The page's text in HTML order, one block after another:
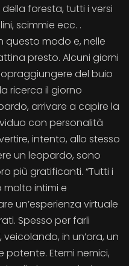
foresta, tutti i versi
scimmie ecc. .
questo modo e, nelle
presto. Alcuni giorni
del buio
ricerca il giorno
arrivare a capire la
con personalità
intento, allo stesso
un leopardo, sono
più gratificanti. “Tutti i
molto intimi e
un’esperienza virtuale
Spesso per farli
in un’ora, un
Eterni nemici,